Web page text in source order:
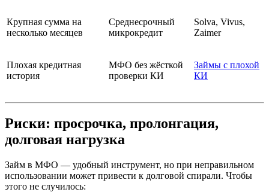
Крупная сумма на
несколько месяцев
Среднесрочный
микрокредит
Solva, Vivus,
Zaimer
Плохая кредитная
история
МФО без жёсткой
проверки КИ
Займы с плохой
КИ
Риски: просрочка, пролонгация,
долговая нагрузка
Займ в МФО — удобный инструмент, но при неправильном
использовании может привести к долговой спирали. Чтобы
этого не случилось: